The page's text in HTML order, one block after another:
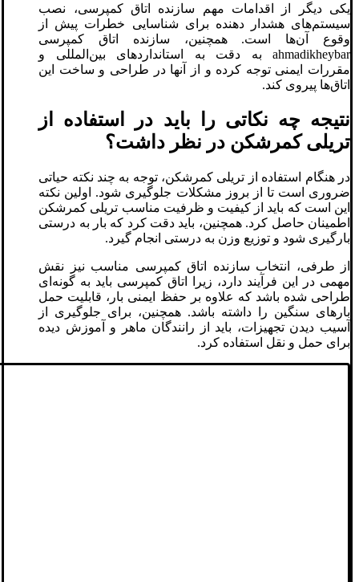
یکی دیگر از اقدامات مهم سازنده اتاق کمپرسی، نصب
سیستم‌های هشدار دهنده برای شناسایی خطرات پیش از
وقوع آن‌ها است. همچنین، سازنده اتاق کمپرسی
ahmadikheybar به دقت به استانداردهای بین‌المللی و
مقررات ایمنی توجه کرده و از آنها در طراحی و ساخت این
اتاق‌ها پیروی کند.
نتیجه چه نکاتی را باید در استفاده از
تریلی کمرشکن در نظر داشت؟
در هنگام استفاده از تریلی کمرشکن، توجه به چند نکته حیاتی
ضروری است تا از بروز مشکلات جلوگیری شود. اولین نکته
این است که باید از کیفیت و ظرفیت مناسب تریلی کمرشکن
اطمینان حاصل کرد. همچنین، باید دقت کرد که بار به درستی
بارگیری شود و توزیع وزن به درستی انجام گیرد.
از طرفی، انتخاب سازنده اتاق کمپرسی مناسب نیز نقش
مهمی در این فرآیند دارد، زیرا اتاق کمپرسی باید به گونه‌ای
طراحی شده باشد که علاوه بر حفظ ایمنی بار، قابلیت حمل
بارهای سنگین را داشته باشد. همچنین، برای جلوگیری از
آسیب دیدن تجهیزات، باید از رانندگان ماهر و آموزش دیده
برای حمل و نقل استفاده کرد.